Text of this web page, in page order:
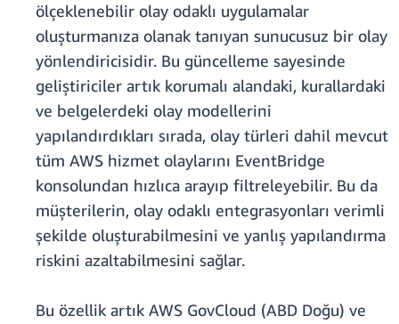
ölçeklenebilir olay odaklı uygulamalar
oluşturmanıza olanak tanıyan sunucusuz bir olay
yönlendiricisidir. Bu güncelleme sayesinde
geliştiriciler artık korumalı alandaki, kurallardaki
ve belgelerdeki olay modellerini
yapılandırdıkları sırada, olay türleri dahil mevcut
tüm AWS hizmet olaylarını EventBridge
konsolundan hızlıca arayıp filtreleyebilir. Bu da
müşterilerin, olay odaklı entegrasyonları verimli
şekilde oluşturabilmesini ve yanlış yapılandırma
riskini azaltabilmesini sağlar.
Bu özellik artık AWS GovCloud (ABD Doğu) ve